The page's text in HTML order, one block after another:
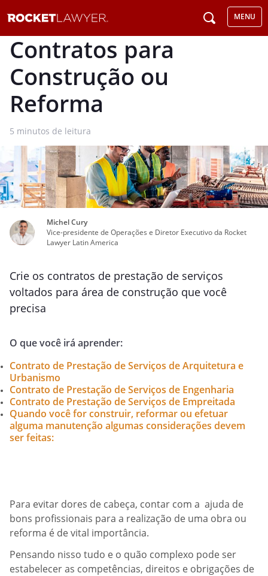
MENU
Contratos para
Construção ou
Reforma
5 minutos de leitura
Michel Cury
Vice-presidente de Operações e Diretor Executivo da Rocket
Lawyer Latin America
Crie os contratos de prestação de serviços
voltados para área de construção que você
precisa
O que você irá aprender:
Contrato de Prestação de Serviços de Arquitetura e
Urbanismo
Contrato de Prestação de Serviços de Engenharia
Contrato de Prestação de Serviços de Empreitada
Quando você for construir, reformar ou efetuar
alguma manutenção algumas considerações devem
ser feitas:
Para evitar dores de cabeça, contar com a ajuda de
bons profissionais para a realização de uma obra ou
reforma é de vital importância.
Pensando nisso tudo e o quão complexo pode ser
estabelecer as competências, direitos e obrigações de